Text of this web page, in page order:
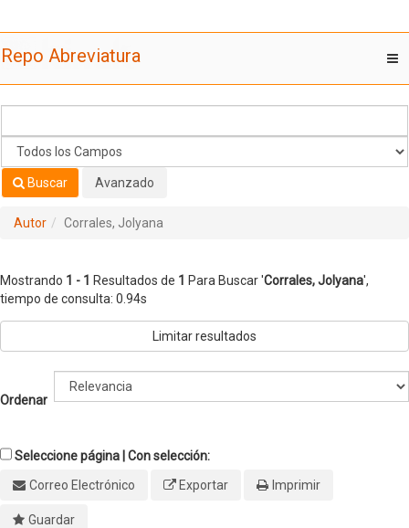
Repo Abreviatura
Buscar Avanzado
Autor Corrales, Jolyana
Mostrando 1 - 1 Resultados de 1 Para Buscar 'Corrales, Jolyana',
tiempo de consulta: 0.94s
Limitar resultados
Ordenar
Seleccione página | Con selección:
Correo Electrónico
Exportar Imprimir
Guardar